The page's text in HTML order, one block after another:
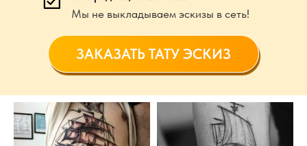
Мы не выкладываем эскизы в сеть!
ЗАКАЗАТЬ ТАТУ ЭСКИЗ